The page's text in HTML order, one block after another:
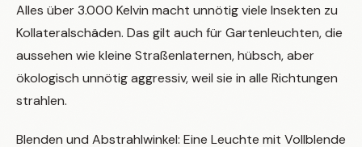
Alles über 3.000 Kelvin macht unnötig viele Insekten zu
Kollateralschäden. Das gilt auch für Gartenleuchten, die
aussehen wie kleine Straßenlaternen, hübsch, aber
ökologisch unnötig aggressiv, weil sie in alle Richtungen
strahlen.
Blenden und Abstrahlwinkel: Eine Leuchte mit Vollblende